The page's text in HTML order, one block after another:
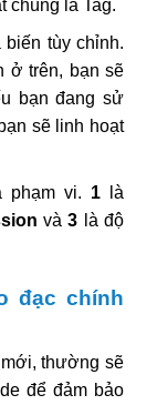
chúng là Tag.
biến tùy chỉnh.
ở trên, bạn sẽ
bạn đang sử
sẽ linh hoạt
phạm vi. 1
là
và3 là độ
đạc chính
thường sẽ
để đảm bảo